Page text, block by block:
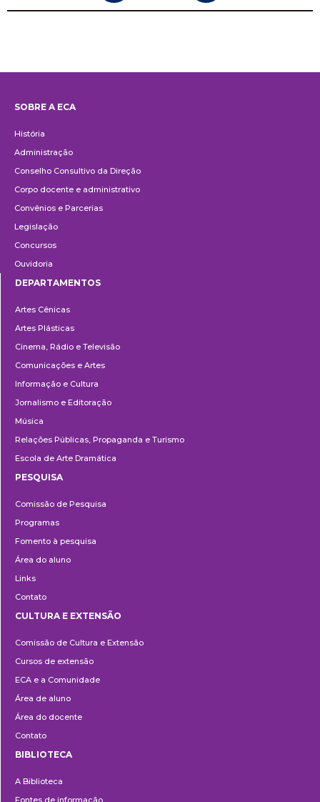
SOBRE A ECA
História
Administração
Conselho Consultivo da Direção
Corpo docente e administrativo
Convênios e Parcerias
Legislação
Concursos
Ouvidoria
DEPARTAMENTOS
Artes Cênicas
Artes Plásticas
Cinema, Rádio e Televisão
Comunicações e Artes
Informação e Cultura
Jornalismo e Editoração
Música
Relações Públicas, Propaganda e Turismo
Escola de Arte Dramática
PESQUISA
Comissão de Pesquisa
Programas
Fomento à pesquisa
Área do aluno
Links
Contato
e
Extensão
CULTURA E EXTENSÃO
Comissão de Cultura e Extensão
Cursos de extensão
ECA e a Comunidade
Área de aluno
Área do docente
Contato
BIBLIOTECA
A Biblioteca
Fontes de informação